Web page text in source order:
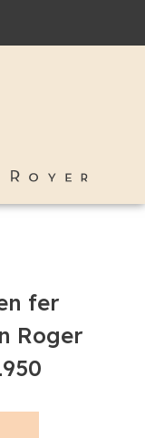
fer
Roger